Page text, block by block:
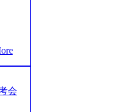
大
テム
要望
通
件
済産
進事
サ
以
し
、
的
は
を
をク
件
い
ント
会